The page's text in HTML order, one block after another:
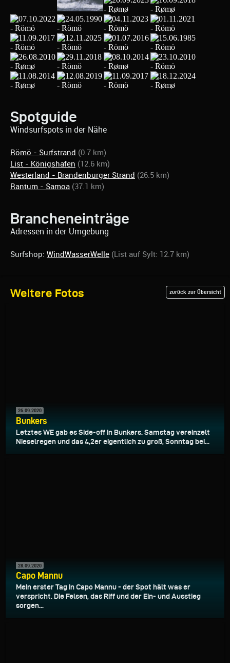
Spotguide
Windsurfspots in der Nähe
Römö - Surfstrand (0.7 km)
List - Königshafen (12.6 km)
Westerland - Brandenburger Strand (26.5 km)
Rantum - Samoa (37.1 km)
Brancheneinträge
Adressen in der Umgebung
Surfshop: WindWasserWelle (List auf Sylt: 12.7 km)
Weitere Fotos zurück zur Übersicht
26.09.2020
Bunkers
Letztes WE gab es Side-off in Bunkers. Samstag vereinzelt
Nieselregen und das 4,2er eigentlich zu groß, Sonntag bei...
28.09.2020
Capo Mannu
Mein erster Tag in Capo Mannu - der Spot hält was er
verspricht. Die Felsen, das Riff und der Ein- und Ausstieg
sorgen...